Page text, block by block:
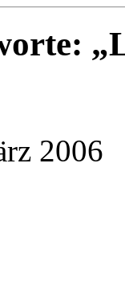
2006